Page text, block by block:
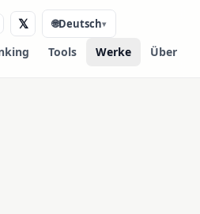
Tools Werke Über
𝕏 🌐Deutsch▾